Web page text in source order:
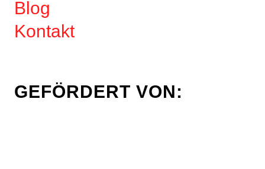
Blog
Kontakt
GEFÖRDERT VON: